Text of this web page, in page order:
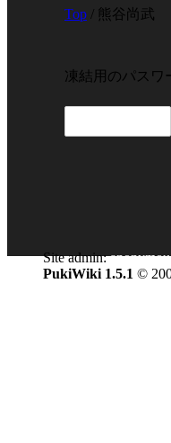
Top / 熊谷尚武
凍結用のパスワ
Site admin:
PukiWiki 1.5.1 ©